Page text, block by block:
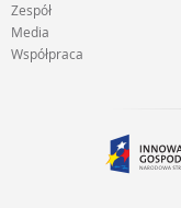
Zespół
Media
Współpraca